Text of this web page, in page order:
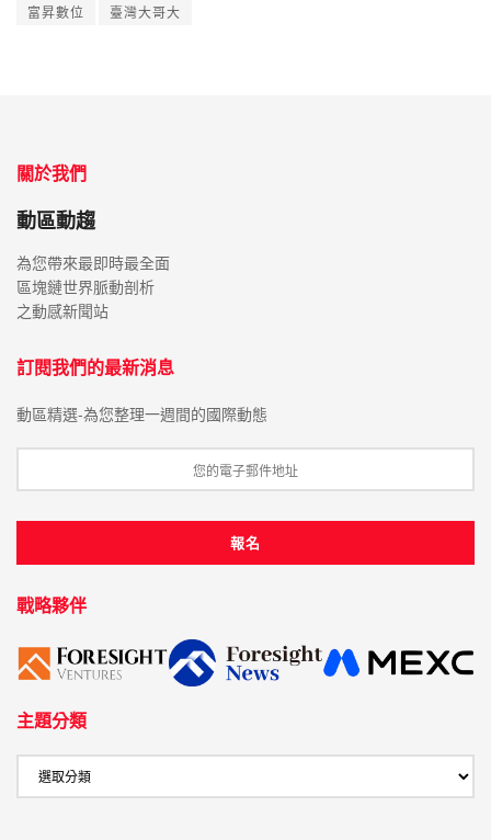
富昇數位
臺灣大哥大
關於我們
動區動趨
為您帶來最即時最全面
區塊鏈世界脈動剖析
之動感新聞站
訂閱我們的最新消息
動區精選-為您整理一週間的國際動態
戰略夥伴
主題分類